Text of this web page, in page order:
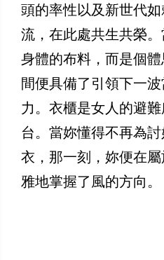
頭的率性以及新世代
流，在此處共生共榮
身體的布料，而是個
間便具備了引領下一
力。衣櫃是女人的避
台。當妳懂得不再為
衣，那一刻，妳便在
雅地掌握了風的方向。